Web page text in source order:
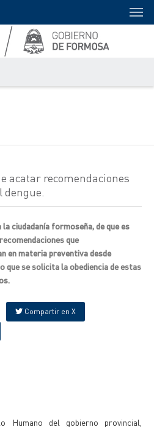
acatar recomendaciones
dengue.
ciudadanía formoseña, de que es
que
en materia preventiva desde
que se solicita la obediencia de estas
Compartir en X
Humano del gobierno provincial,